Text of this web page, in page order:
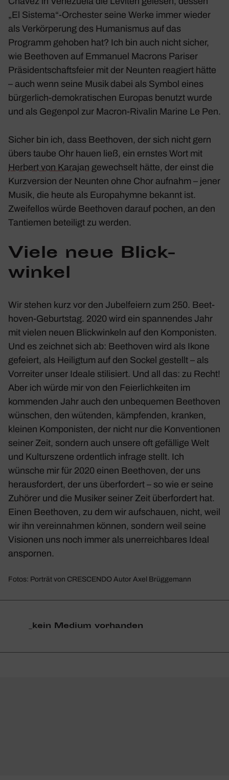
„El Sistema“-Orchester seine Werke immer wieder
als Verkör­pe­rung des Huma­nismus auf das
Programm gehoben hat? Ich bin auch nicht sicher,
wie Beet­hoven auf Emma­nuel Macrons Pariser
Präsi­dent­schafts­feier mit der Neunten reagiert hätte
– auch wenn seine Musik dabei als Symbol eines
bürger­lich-demo­kra­ti­schen Europas benutzt wurde
und als Gegenpol zur Macron-Rivalin Marine Le Pen.
Sicher bin ich, dass Beet­hoven, der sich nicht gern
übers taube Ohr hauen ließ, ein ernstes Wort mit
Herbert von Karajan gewech­selt hätte, der einst die
Kurz­ver­sion der Neunten ohne Chor aufnahm – jener
Musik, die heute als Euro­pa­hymne bekannt ist.
Zwei­fellos würde Beet­hoven darauf pochen, an den
Tantiemen betei­ligt zu werden.
Viele neue Blick­
winkel
Wir stehen kurz vor den Jubel­feiern zum 250. Beet­
hoven-Geburtstag. 2020 wird ein span­nendes Jahr
mit vielen neuen Blick­win­keln auf den Kompo­nisten.
Und es zeichnet sich ab: Beet­hoven wird als Ikone
gefeiert, als Heiligtum auf den Sockel gestellt – als
Vorreiter unser Ideale stili­siert. Und all das: zu Recht!
Aber ich würde mir von den Feier­lich­keiten im
kommenden Jahr auch den unbe­quemen Beet­hoven
wünschen, den wütenden, kämp­fenden, kranken,
kleinen Kompo­nisten, der nicht nur die Konven­tionen
seiner Zeit, sondern auch unsere oft gefäl­lige Welt
und Kultur­szene ordent­lich infrage stellt. Ich
wünsche mir für 2020 einen Beet­hoven, der uns
heraus­for­dert, der uns über­for­dert – so wie er seine
Zuhörer und die Musiker seiner Zeit über­for­dert hat.
Einen Beet­hoven, zu dem wir aufschauen, nicht, weil
wir ihn verein­nahmen können, sondern weil seine
Visionen uns noch immer als uner­reich­bares Ideal
anspornen.
Fotos: Porträt von CRESCENDO Autor Axel Brüggemann
_​kein Medium vorhanden